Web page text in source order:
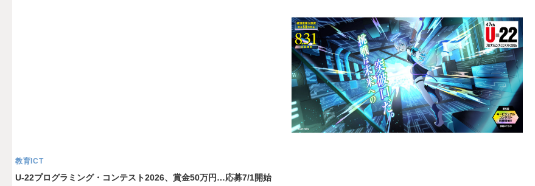
U-22プログラミング・コンテスト2026、賞金50万円…応募7/1開始
教育ICT